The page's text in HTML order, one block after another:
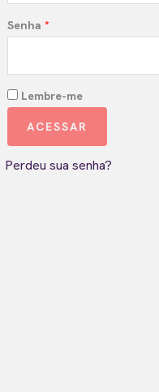
Senha *Obrigatório
Lembre-me
ACESSAR
Perdeu sua senha?